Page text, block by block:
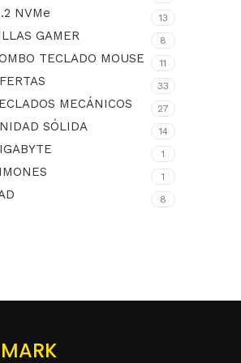
NVMe 13
GAMER 8
TECLADO MOUSE 11
33
MECÁNICOS 27
SÓLIDA 14
1
1
8